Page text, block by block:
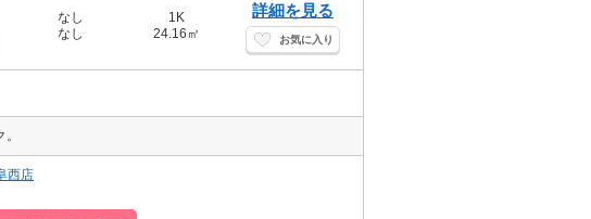
なし
なし
1K
24.16㎡
詳細を見る
お気に入り
西店